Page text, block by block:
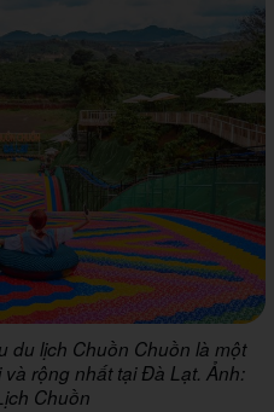
du lịch Chuồn Chuồn là một
rộng nhất tại Đà Lạt. Ảnh:
Chuồn